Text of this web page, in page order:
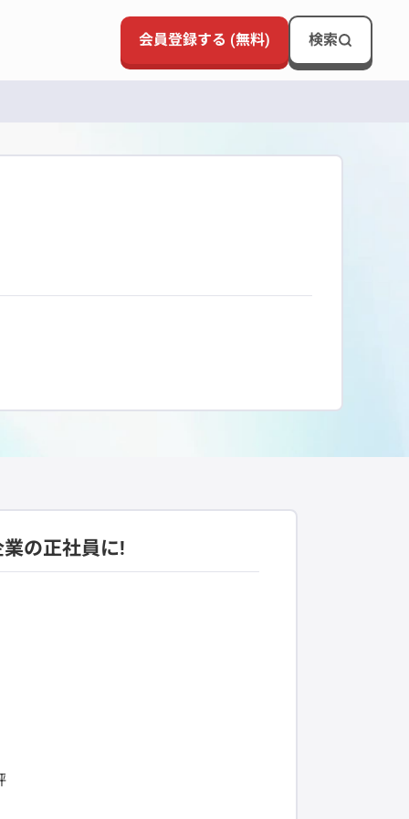
会員登録する (無料) 検索
の正社員に!